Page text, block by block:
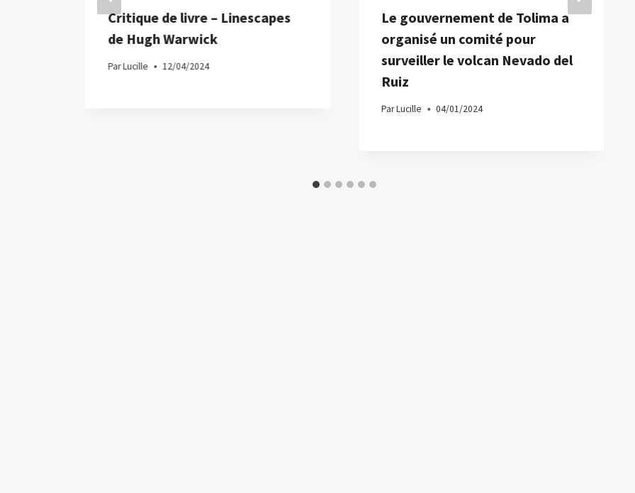
Critique de livre – Linescapes
de Hugh Warwick
ParLucille 12/04/2024
Le gouvernement de Tolima a
organisé un comité pour
surveiller le volcan Nevado del
Ruiz
ParLucille 04/01/2024